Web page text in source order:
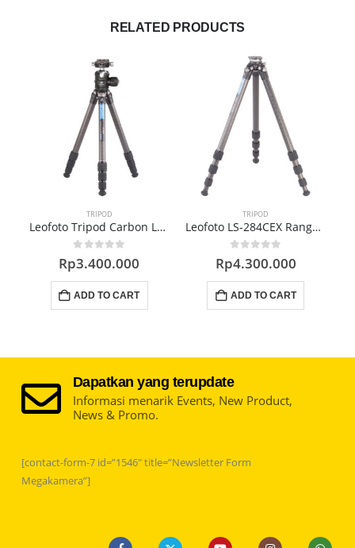
RELATED PRODUCTS
TRIPOD
Leofoto Tripod Carbon LS-284C + NB-40
0out of 5
Rp3.400.000
ADD TO CART
TRIPOD
Leofoto LS-284CEX Ranger Series Carbon Fiber Tripod
out of 5
Rp4.300.000
ADD TO CART
Dapatkan yang terupdate
Informasi menarik Events, New Product,
News & Promo.
[contact-form-7 id=”1546″ title=”Newsletter Form
Megakamera”]